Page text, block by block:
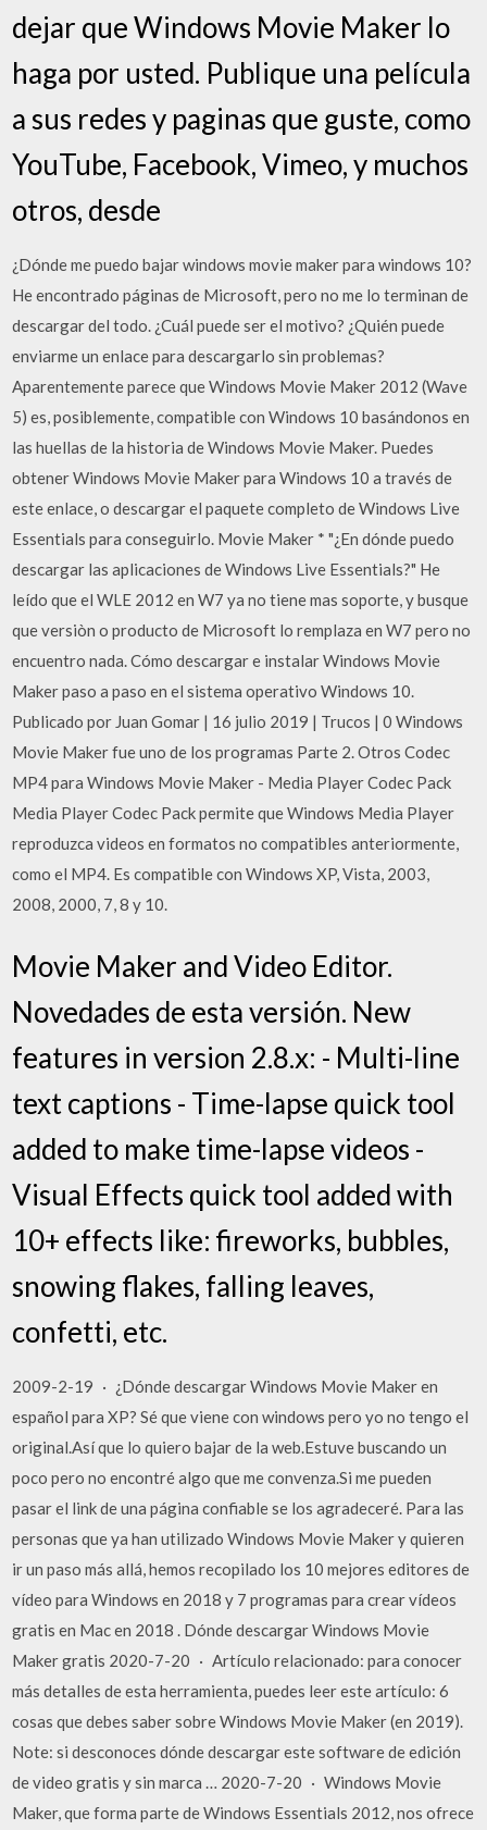
dejar que Windows Movie Maker lo
haga por usted. Publique una película
a sus redes y paginas que guste, como
YouTube, Facebook, Vimeo, y muchos
otros, desde
¿Dónde me puedo bajar windows movie maker para windows 10?
He encontrado páginas de Microsoft, pero no me lo terminan de
descargar del todo. ¿Cuál puede ser el motivo? ¿Quién puede
enviarme un enlace para descargarlo sin problemas?
Aparentemente parece que Windows Movie Maker 2012 (Wave
5) es, posiblemente, compatible con Windows 10 basándonos en
las huellas de la historia de Windows Movie Maker. Puedes
obtener Windows Movie Maker para Windows 10 a través de
este enlace, o descargar el paquete completo de Windows Live
Essentials para conseguirlo. Movie Maker * "¿En dónde puedo
descargar las aplicaciones de Windows Live Essentials?" He
leído que el WLE 2012 en W7 ya no tiene mas soporte, y busque
que versiòn o producto de Microsoft lo remplaza en W7 pero no
encuentro nada. Cómo descargar e instalar Windows Movie
Maker paso a paso en el sistema operativo Windows 10.
Publicado por Juan Gomar | 16 julio 2019 | Trucos | 0 Windows
Movie Maker fue uno de los programas Parte 2. Otros Codec
MP4 para Windows Movie Maker - Media Player Codec Pack
Media Player Codec Pack permite que Windows Media Player
reproduzca videos en formatos no compatibles anteriormente,
como el MP4. Es compatible con Windows XP, Vista, 2003,
2008, 2000, 7, 8 y 10.
Movie Maker and Video Editor.
Novedades de esta versión. New
features in version 2.8.x: - Multi-line
text captions - Time-lapse quick tool
added to make time-lapse videos -
Visual Effects quick tool added with
10+ effects like: fireworks, bubbles,
snowing flakes, falling leaves,
confetti, etc.
2009-2-19 · ¿Dónde descargar Windows Movie Maker en
español para XP? Sé que viene con windows pero yo no tengo el
original.Así que lo quiero bajar de la web.Estuve buscando un
poco pero no encontré algo que me convenza.Si me pueden
pasar el link de una página confiable se los agradeceré. Para las
personas que ya han utilizado Windows Movie Maker y quieren
ir un paso más allá, hemos recopilado los 10 mejores editores de
vídeo para Windows en 2018 y 7 programas para crear vídeos
gratis en Mac en 2018 . Dónde descargar Windows Movie
Maker gratis 2020-7-20 · Artículo relacionado: para conocer
más detalles de esta herramienta, puedes leer este artículo: 6
cosas que debes saber sobre Windows Movie Maker (en 2019).
Note: si desconoces dónde descargar este software de edición
de video gratis y sin marca … 2020-7-20 · Windows Movie
Maker, que forma parte de Windows Essentials 2012, nos ofrece